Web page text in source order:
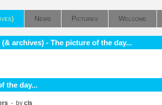
News Pictures Welcome
archives) - The picture of the day...
the day...
- by cls